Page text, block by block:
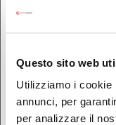
Questo sito web
Utilizziamo i cookie
annunci, per
per analizzare il
dal - al